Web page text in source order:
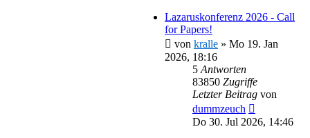
Lazaruskonferenz 2026 - Call
for Papers!
von kralle » Mo 19. Jan
2026, 18:16
5 Antworten
83850 Zugriffe
Letzter Beitrag von
dummzeuch
Do 30. Jul 2026, 14:46